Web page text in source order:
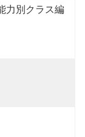
力別クラス編